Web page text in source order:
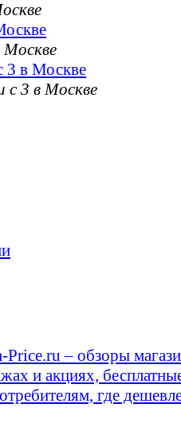
3 в Москве
– обзоры
и акциях,
где